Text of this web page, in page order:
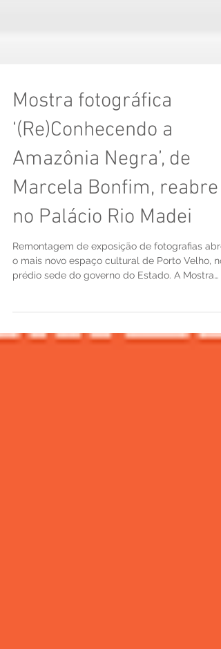
Mostra fotográfica
‘(Re)Conhecendo a
Amazônia Negra’, de
Marcela Bonfim, reabre
no Palácio Rio Madei
Remontagem de exposição de fotografias abre
de...